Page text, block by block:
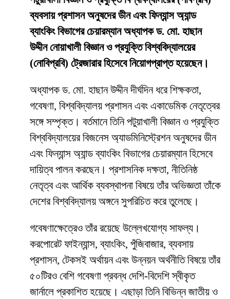
ব্যবসায় প্রশাসন অনুষদের ডীন এবং ফিন্যান্স অ্যান্ড
ব্যাংকিং বিভাগের চেয়ারম্যান অধ্যাপক ড. মো. হাছান
উদ্দীন নোয়াখালী বিজ্ঞান ও প্রযুক্তি বিশ্ববিদ্যালয়ের
(নোবিপ্রবি) ট্রেজারার হিসেবে নিয়োগপ্রাপ্ত হয়েছেন।
অধ্যাপক ড. মো. হাছান উদ্দীন দীর্ঘদিন ধরে শিক্ষকতা,
গবেষণা, বিশ্ববিদ্যালয় প্রশাসন এবং একাডেমিক নেতৃত্বের
সঙ্গে সম্পৃক্ত। বর্তমানে তিনি পটুয়াখালী বিজ্ঞান ও প্রযুক্তি
বিশ্ববিদ্যালয়ের বিজনেস অ্যাডমিনিস্ট্রেশন অনুষদের ডীন
এবং ফিন্যান্স অ্যান্ড ব্যাংকিং বিভাগের চেয়ারম্যান হিসেবে
দায়িত্ব পালন করছেন। প্রশাসনিক দক্ষতা, নীতিনিষ্ঠ
নেতৃত্ব এবং আর্থিক ব্যবস্থাপনা বিষয়ে তাঁর অভিজ্ঞতা তাঁকে
দেশের বিশ্ববিদ্যালয় অঙ্গনে সুপরিচিত করে তুলেছে।
গবেষণাক্ষেত্রেও তাঁর রয়েছে উল্লেখযোগ্য সাফল্য।
করপোরেট ফাইন্যান্স, ব্যাংকিং, পুঁজিবাজার, ব্যবসায়
প্রশাসন, টেকসই অর্থায়ন এবং উন্নয়ন অর্থনীতি বিষয়ে তাঁর
৫০টিরও বেশি গবেষণা প্রবন্ধ দেশি-বিদেশি স্বীকৃত
জার্নালে প্রকাশিত হয়েছে। এছাড়া তিনি বিভিন্ন জাতীয় ও